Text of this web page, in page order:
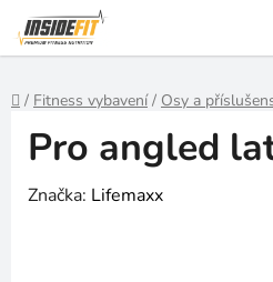
Přejít
na
obsah
Domů
/ Fitness vybavení / Osy a
Pro angled
Značka: Lifemaxx